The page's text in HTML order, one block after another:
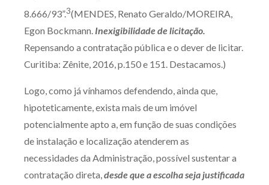
8.666/93”.3(MENDES, Renato Geraldo/MOREIRA,
Egon Bockmann. Inexigibilidadede licitação.
Repensando a contratação pública e o dever de licitar.
Curitiba: Zênite, 2016, p.150 e 151. Destacamos.)
Logo, como já vínhamos defendendo, ainda que,
hipoteticamente, exista mais de um imóvel
potencialmente apto a, em função de suas condições
de instalação e localização atenderem as
necessidades da Administração, possível sustentar a
contratação direta,desde que a escolha seja justificada